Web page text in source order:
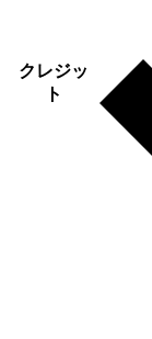
クレジッ
ト